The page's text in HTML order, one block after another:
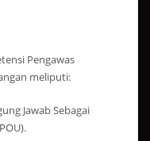
Pengawas
meliputi:
Jawab Sebagai